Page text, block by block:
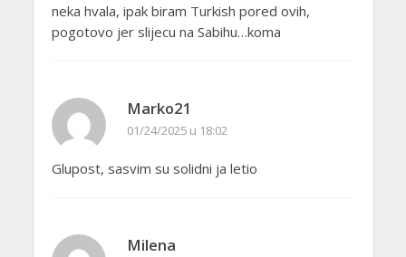
neka hvala, ipak biram Turkish pored ovih,
pogotovo jer slijecu na Sabihu…koma
Marko21
01/24/2025 u 18:02
Glupost, sasvim su solidni ja letio
Milena